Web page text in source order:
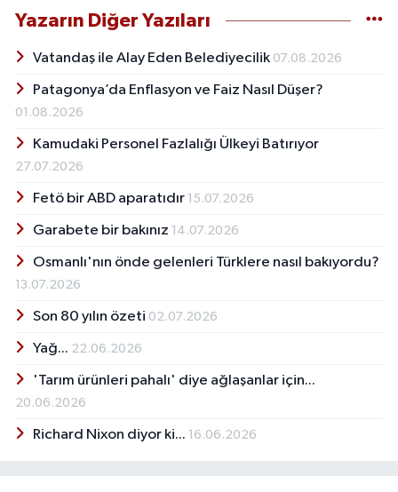
Yazarın Diğer Yazıları
Vatandaş ile Alay Eden Belediyecilik 07.08.2026
Patagonya’da Enflasyon ve Faiz Nasıl Düşer?
01.08.2026
Kamudaki Personel Fazlalığı Ülkeyi Batırıyor
27.07.2026
Fetö bir ABD aparatıdır 15.07.2026
Garabete bir bakınız 14.07.2026
Osmanlı'nın önde gelenleri Türklere nasıl bakıyordu?
13.07.2026
Son 80 yılın özeti 02.07.2026
Yağ... 22.06.2026
'Tarım ürünleri pahalı' diye ağlaşanlar için...
20.06.2026
Richard Nixon diyor ki... 16.06.2026
Röportaj
Sağlık
SİYASET
Ulusal
Yaşam